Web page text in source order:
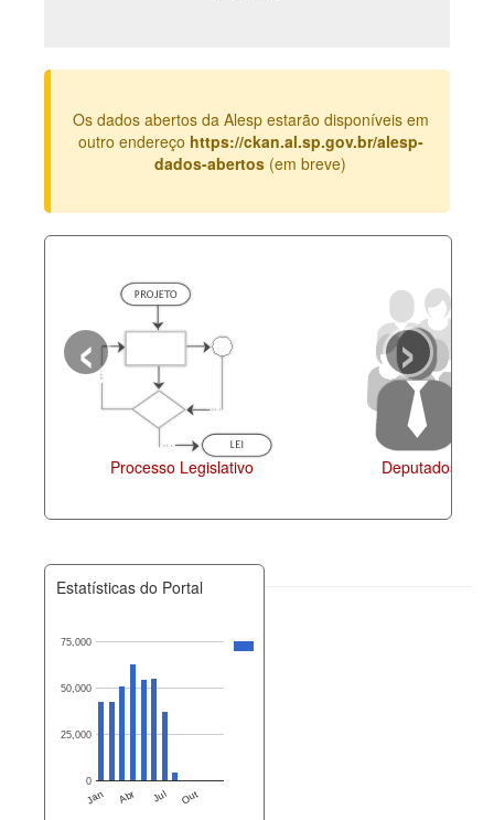
Legislação
Perguntas frequentes
Os dados abertos da Alesp estarão disponíveis em
outro endereço https://ckan.al.sp.gov.br/alesp-
dados-abertos (em breve)
Processo Legislativo Deputados
‹ ›
Estatísticas do Portal
Jan Abr Jul Out
0
25,000
50,000
75,000